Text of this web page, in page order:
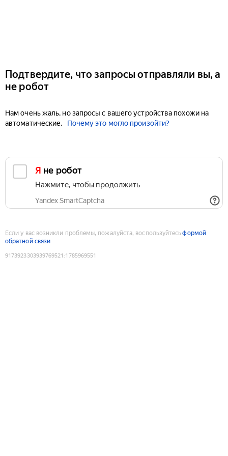
Подтвердите, что запросы отправляли вы, а
не робот
Нам очень жаль, но запросы с вашего устройства похожи на
автоматические.
Почему это могло произойти?
Я не робот
Нажмите, чтобы продолжить
Yandex SmartCaptcha
Если у вас возникли проблемы, пожалуйста, воспользуйтесьформой
обратной связи
9173923303939769521 :1785969551